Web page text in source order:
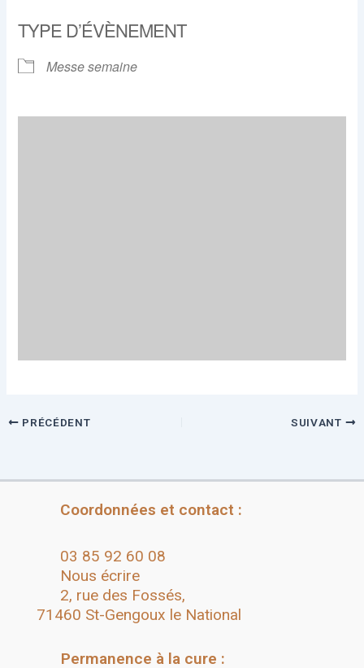
TYPE D’ÉVÈNEMENT
Messe semaine
PRÉCÉDENT SUIVANT
Coordonnées et contact :
03 85 92 60 08
Nous écrire
2, rue des Fossés,
71460 St-Gengoux le National
Permanence à la cure :